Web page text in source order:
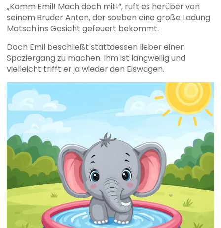
„Komm Emil! Mach doch mit!“, ruft es herüber von
seinem Bruder Anton, der soeben eine große Ladung
Matsch ins Gesicht gefeuert bekommt.
Doch Emil beschließt stattdessen lieber einen
Spaziergang zu machen. Ihm ist langweilig und
vielleicht trifft er ja wieder den Eiswagen.